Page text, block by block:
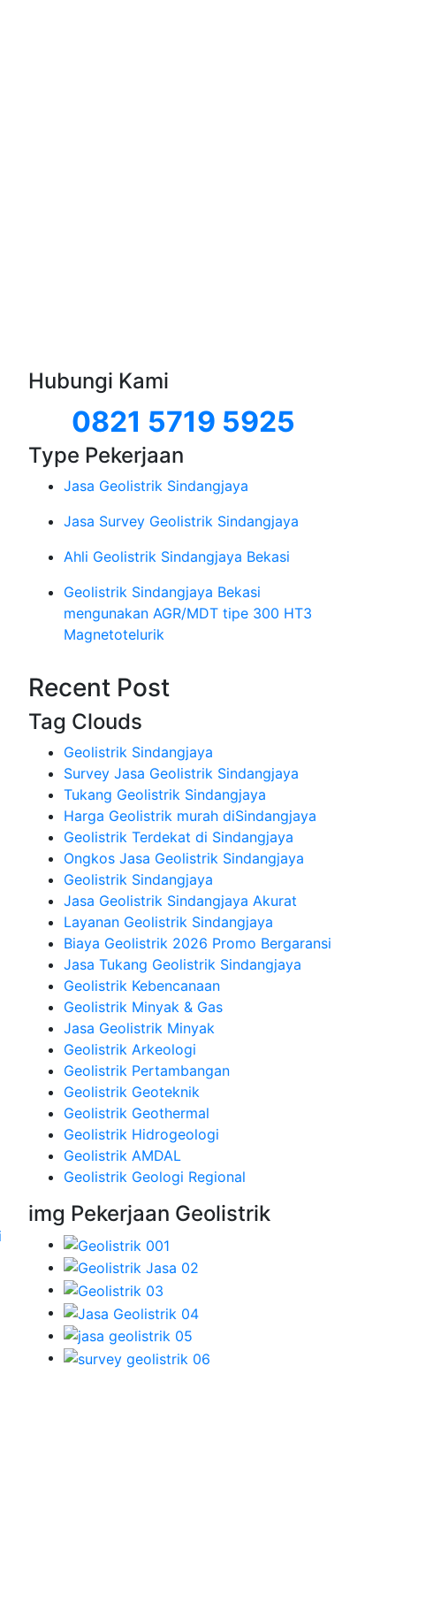
Hubungi Kami
0821 5719 5925
Type Pekerjaan
Jasa Geolistrik Sindangjaya
Jasa Survey Geolistrik Sindangjaya
Ahli Geolistrik Sindangjaya Bekasi
Geolistrik Sindangjaya Bekasi
mengunakan AGR/MDT tipe 300 HT3
Magnetotelurik
Recent Post
Tag Clouds
Geolistrik Sindangjaya
Survey Jasa Geolistrik Sindangjaya
Tukang Geolistrik Sindangjaya
Harga Geolistrik murah diSindangjaya
Geolistrik Terdekat di Sindangjaya
Ongkos Jasa Geolistrik Sindangjaya
Geolistrik Sindangjaya
Jasa Geolistrik Sindangjaya Akurat
Layanan Geolistrik Sindangjaya
Biaya Geolistrik 2026 Promo Bergaransi
Jasa Tukang Geolistrik Sindangjaya
Geolistrik Kebencanaan
Geolistrik Minyak & Gas
Jasa Geolistrik Minyak
Geolistrik Arkeologi
Geolistrik Pertambangan
Geolistrik Geoteknik
Geolistrik Geothermal
Geolistrik Hidrogeologi
Geolistrik AMDAL
Geolistrik Geologi Regional
img Pekerjaan Geolistrik